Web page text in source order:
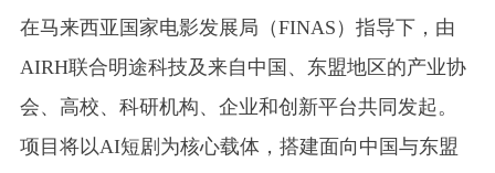
在马来西亚国家电影发展局（FINAS）指导下，由
AIRH联合明途科技及来自中国、东盟地区的产业协
会、高校、科研机构、企业和创新平台共同发起。
项目将以AI短剧为核心载体，搭建面向中国与东盟